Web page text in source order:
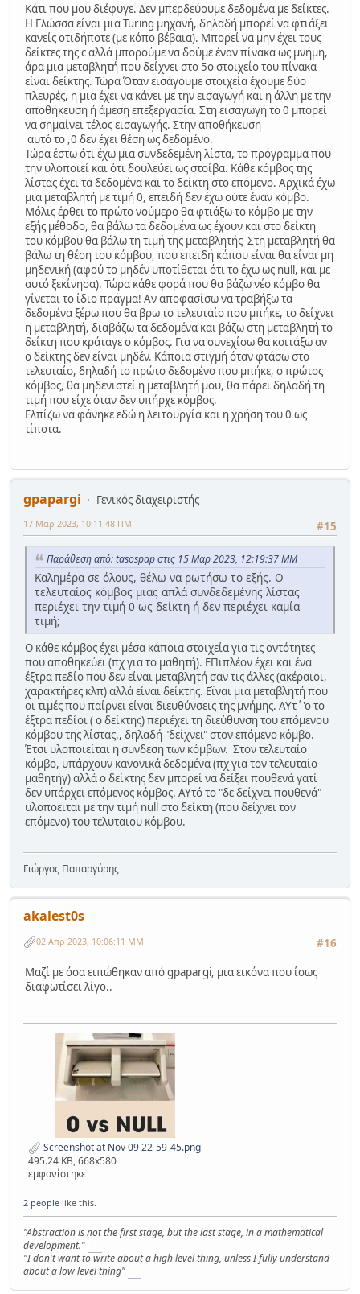
Κάτι που μου διέφυγε. Δεν μπερδεύουμε δεδομένα με δείκτες.
Η Γλώσσα είναι μια Turing μηχανή, δηλαδή μπορεί να φτιάξει
κανείς οτιδήποτε (με κόπο βέβαια). Μπορεί να μην έχει τους
δείκτες της c αλλά μπορούμε να δούμε έναν πίνακα ως μνήμη,
άρα μια μεταβλητή που δείχνει στο 5ο στοιχείο του πίνακα
είναι δείκτης. Τώρα Όταν εισάγουμε στοιχεία έχουμε δύο
πλευρές, η μια έχει να κάνει με την εισαγωγή και η άλλη με την
αποθήκευση ή άμεση επεξεργασία. Στη εισαγωγή το 0 μπορεί
να σημαίνει τέλος εισαγωγής. Στην αποθήκευση
αυτό το ,0 δεν έχει θέση ως δεδομένο.
Τώρα έστω ότι έχω μια συνδεδεμένη λίστα, το πρόγραμμα που
την υλοποιεί και ότι δουλεύει ως στοίβα. Κάθε κόμβος της
λίστας έχει τα δεδομένα και το δείκτη στο επόμενο. Αρχικά έχω
μια μεταβλητή με τιμή 0, επειδή δεν έχω ούτε έναν κόμβο.
Μόλις έρθει το πρώτο νούμερο θα φτιάξω το κόμβο με την
εξής μέθοδο, θα βάλω τα δεδομένα ως έχουν και στο δείκτη
του κόμβου θα βάλω τη τιμή της μεταβλητής Στη μεταβλητή θα
βάλω τη θέση του κόμβου, που επειδή κάπου είναι θα είναι μη
μηδενική (αφού το μηδέν υποτίθεται ότι το έχω ως null, και με
αυτό ξεκίνησα). Τώρα κάθε φορά που θα βάζω νέο κόμβο θα
γίνεται το ίδιο πράγμα! Αν αποφασίσω να τραβήξω τα
δεδομένα ξέρω που θα βρω το τελευταίο που μπήκε, το δείχνει
η μεταβλητή, διαβάζω τα δεδομένα και βάζω στη μεταβλητή το
δείκτη που κράταγε ο κόμβος. Για να συνεχίσω θα κοιτάξω αν
ο δείκτης δεν είναι μηδέν. Κάποια στιγμή όταν φτάσω στο
τελευταίο, δηλαδή το πρώτο δεδομένο που μπήκε, ο πρώτος
κόμβος, θα μηδενιστεί η μεταβλητή μου, θα πάρει δηλαδή τη
τιμή που είχε όταν δεν υπήρχε κόμβος.
Ελπίζω να φάνηκε εδώ η λειτουργία και η χρήση του 0 ως
τίποτα.
gpapargi
Γενικός διαχειριστής
#15
17 Μαρ 2023, 10:11:48 ΠΜ
Παράθεση από: tasospap στις 15 Μαρ 2023, 12:19:37 ΜΜ
Καλημέρα σε όλους, θέλω να ρωτήσω το εξής. Ο
τελευταίος κόμβος μιας απλά συνδεδεμένης λίστας
περιέχει την τιμή 0 ως δείκτη ή δεν περιέχει καμία
τιμή;
Ο κάθε κόμβος έχει μέσα κάποια στοιχεία για τις οντότητες
που αποθηκεύει (πχ για το μαθητή). ΕΠιπλέον έχει και ένα
έξτρα πεδίο που δεν είναι μεταβλητή σαν τις άλλες (ακέραιοι,
χαρακτήρες κλπ) αλλά είναι δείκτης. Εϊναι μια μεταβλητή που
οι τιμές που παίρνει είναι διευθύνσεις της μνήμης. ΑΥτ΄'ο το
έξτρα πεδίοι ( ο δείκτης) περιέχει τη διεύθυνση του επόμενου
κόμβου της λίστας., δηλαδή "δείχνει" στον επόμενο κόμβο.
Έτσι υλοποιείται η συνδεση των κόμβων. Στον τελευταίο
κόμβο, υπάρχουν κανονικά δεδομένα (πχ για τον τελευταίο
μαθητήγ) αλλά ο δείκτης δεν μπορεί να δείξει πουθενά γατί
δεν υπάρχει επόμενος κόμβος. ΑΥτό το "δε δείχνει πουθενά"
υλοποειται με την τιμή null στο δείκτη (που δείχνει τον
επόμενο) του τελυταιου κόμβου.
Γιώργος Παπαργύρης
akalest0s
#16
02 Απρ 2023, 10:06:11 ΜΜ
Μαζί με όσα ειπώθηκαν από gpapargi, μια εικόνα που ίσως
διαφωτίσει λίγο..
Screenshot at Nov 09 22-59-45.png
495.24 KB, 668x580
εμφανίστηκε
2 people like this.
"Abstraction is not the first stage, but the last stage, in a mathematical
development."
"I don't want to write about a high level thing, unless I fully understand
about a low level thing"